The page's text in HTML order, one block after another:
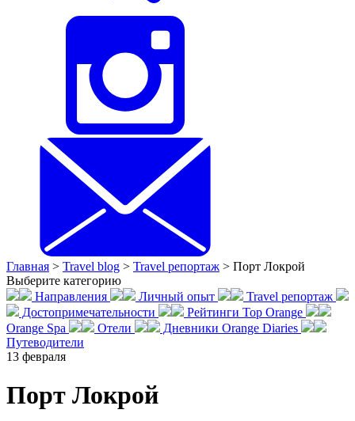
Главная > Travel blog > Travel репортаж > Порт Локрой
Выберите категорию
Направления
Личный опыт
Travel репортаж
Достопримечательности
Рейтинги Top Orange
Orange Spa
Отели
Дневники Orange Diaries
Путеводители
13 февраля
Порт Локрой